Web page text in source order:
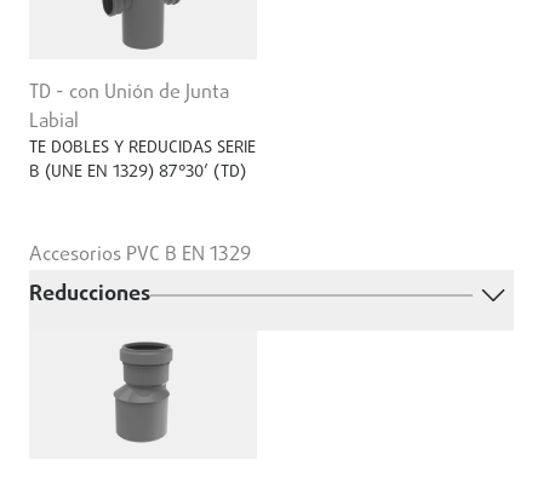
TD - con Unión de Junta
Labial
TE DOBLES Y REDUCIDAS SERIE
B (UNE EN 1329) 87°30’ (TD)
Accesorios PVC B EN 1329
Reducciones